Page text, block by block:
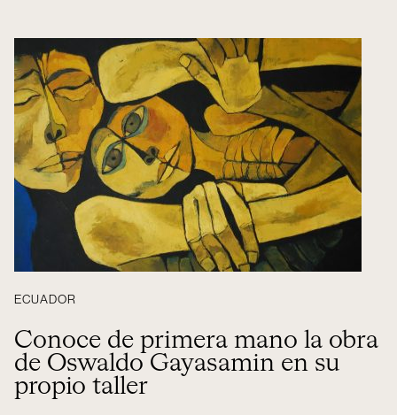
ECUADOR
Conoce de primera mano la obra
de Oswaldo Gayasamin en su
propio taller